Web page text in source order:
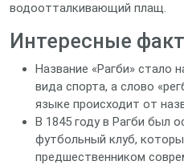
водоотталкивающий плащ.
Интересные
Название «Рагби» стало
вида спорта, а слово
языке происходит от
В 1845 году в Рагби был
футбольный клуб,
предшественником